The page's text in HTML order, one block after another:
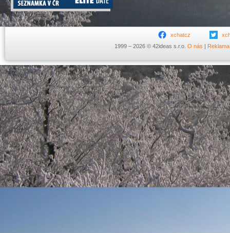
xchatcz
1999 – 2026 © 42ideas s.r.o. O nás | Reklama